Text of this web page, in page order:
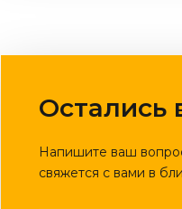
Остались
Напишите ваш
свяжется с вами в